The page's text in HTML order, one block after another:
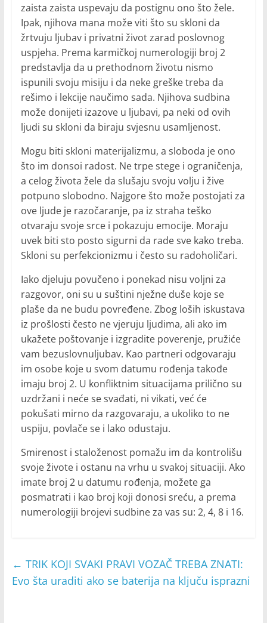
zaista zaista uspevaju da postignu ono što žele.
Ipak, njihova mana može viti što su skloni da
žrtvuju ljubav i privatni život zarad poslovnog
uspjeha. Prema karmičkoj numerologiji broj 2
predstavlja da u prethodnom životu nismo
ispunili svoju misiju i da neke greške treba da
rešimo i lekcije naučimo sada. Njihova sudbina
može donijeti izazove u ljubavi, pa neki od ovih
ljudi su skloni da biraju svjesnu usamljenost.
Mogu biti skloni materijalizmu, a sloboda je ono
što im donsoi radost. Ne trpe stege i ograničenja,
a celog života žele da slušaju svoju volju i žive
potpuno slobodno. Najgore što može postojati za
ove ljude je razočaranje, pa iz straha teško
otvaraju svoje srce i pokazuju emocije. Moraju
uvek biti sto posto sigurni da rade sve kako treba.
Skloni su perfekcionizmu i često su radoholičari.
Iako djeluju povučeno i ponekad nisu voljni za
razgovor, oni su u suštini nježne duše koje se
plaše da ne budu povređene. Zbog loših iskustava
iz prošlosti često ne vjeruju ljudima, ali ako im
ukažete poštovanje i izgradite poverenje, pružiće
vam bezuslovnuljubav. Kao partneri odgovaraju
im osobe koje u svom datumu rođenja takođe
imaju broj 2. U konfliktnim situacijama prilično su
uzdržani i neće se svađati, ni vikati, već će
pokušati mirno da razgovaraju, a ukoliko to ne
uspiju, povlače se i lako odustaju.
Smirenost i staloženost pomažu im da kontrolišu
svoje živote i ostanu na vrhu u svakoj situaciji. Ako
imate broj 2 u datumu rođenja, možete ga
posmatrati i kao broj koji donosi sreću, a prema
numerologiji brojevi sudbine za vas su: 2, 4, 8 i 16.
← TRIK KOJI SVAKI PRAVI VOZAČ TREBA ZNATI:
Evo šta uraditi ako se baterija na ključu isprazni